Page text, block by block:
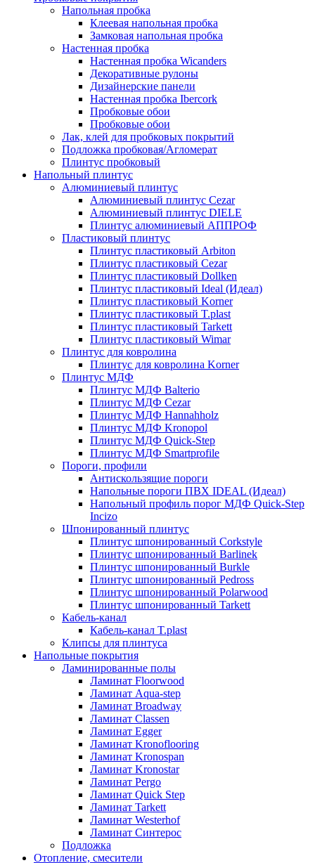
Напольная пробка
Клеевая напольная пробка
Замковая напольная пробка
Настенная пробка
Настенная пробка Wicanders
Декоративные рулоны
Дизайнерские панели
Настенная пробка Ibercork
Пробковые обои
Пробковые обои
Лак, клей для пробковых покрытий
Подложка пробковая/Агломерат
Плинтус пробковый
Напольный плинтус
Алюминиевый плинтус
Алюминиевый плинтус Cezar
Алюминиевый плинтус DIELE
Плинтус алюминиевый АППРОФ
Пластиковый плинтус
Плинтус пластиковый Arbiton
Плинтус пластиковый Cezar
Плинтус пластиковый Dollken
Плинтус пластиковый Ideal (Идеал)
Плинтус пластиковый Korner
Плинтус пластиковый T.plast
Плинтус пластиковый Tarkett
Плинтус пластиковый Wimar
Плинтус для ковролина
Плинтус для ковролина Korner
Плинтус МДФ
Плинтус МДФ Balterio
Плинтус МДФ Cezar
Плинтус МДФ Hannahholz
Плинтус МДФ Kronopol
Плинтус МДФ Quick-Step
Плинтус МДФ Smartprofile
Пороги, профили
Антискользящие пороги
Напольные пороги ПВХ IDEAL (Идеал)
Напольный профиль порог МДФ Quick-Step
Incizo
Шпонированный плинтус
Плинтус шпонированный Corkstyle
Плинтус шпонированный Barlinek
Плинтус шпонированный Burkle
Плинтус шпонированный Pedross
Плинтус шпонированный Polarwood
Плинтус шпонированный Tarkett
Кабель-канал
Кабель-канал T.plast
Клипсы для плинтуса
Напольные покрытия
Ламинированные полы
Ламинат Floorwood
Ламинат Aqua-step
Ламинат Broadway
Ламинат Classen
Ламинат Egger
Ламинат Kronoflooring
Ламинат Kronospan
Ламинат Kronostar
Ламинат Pergo
Ламинат Quick Step
Ламинат Tarkett
Ламинат Westerhof
Ламинат Синтерос
Подложка
Отопление, смесители